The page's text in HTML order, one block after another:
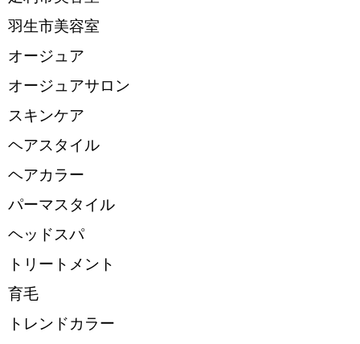
羽生市美容室
オージュア
オージュアサロン
スキンケア
ヘアスタイル
ヘアカラー
パーマスタイル
ヘッドスパ
トリートメント
育毛
トレンドカラー